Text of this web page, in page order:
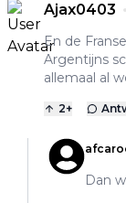
Ajax0403
En de
Argentijns
allemaal al
2+
Dan